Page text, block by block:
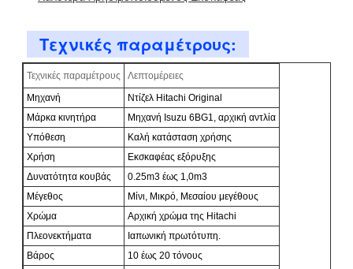
Τεχνικές παραμέτρους:
Τεχνικές παραμέτρους
Λεπτομέρειες
Μηχανή
Ντίζελ Hitachi Original
Μάρκα κινητήρα
Μηχανή Isuzu 6BG1, αρχική αντλία
Υπόθεση
Καλή κατάσταση χρήσης
Χρήση
Εκσκαφέας εξόρυξης
Δυνατότητα κουβάς
0.25m3 έως 1,0m3
Μέγεθος
Μίνι, Μικρό, Μεσαίου μεγέθους
Χρώμα
Αρχική χρώμα της Hitachi
Πλεονεκτήματα
Ιαπωνική πρωτότυπη.
Βάρος
10 έως 20 τόνους